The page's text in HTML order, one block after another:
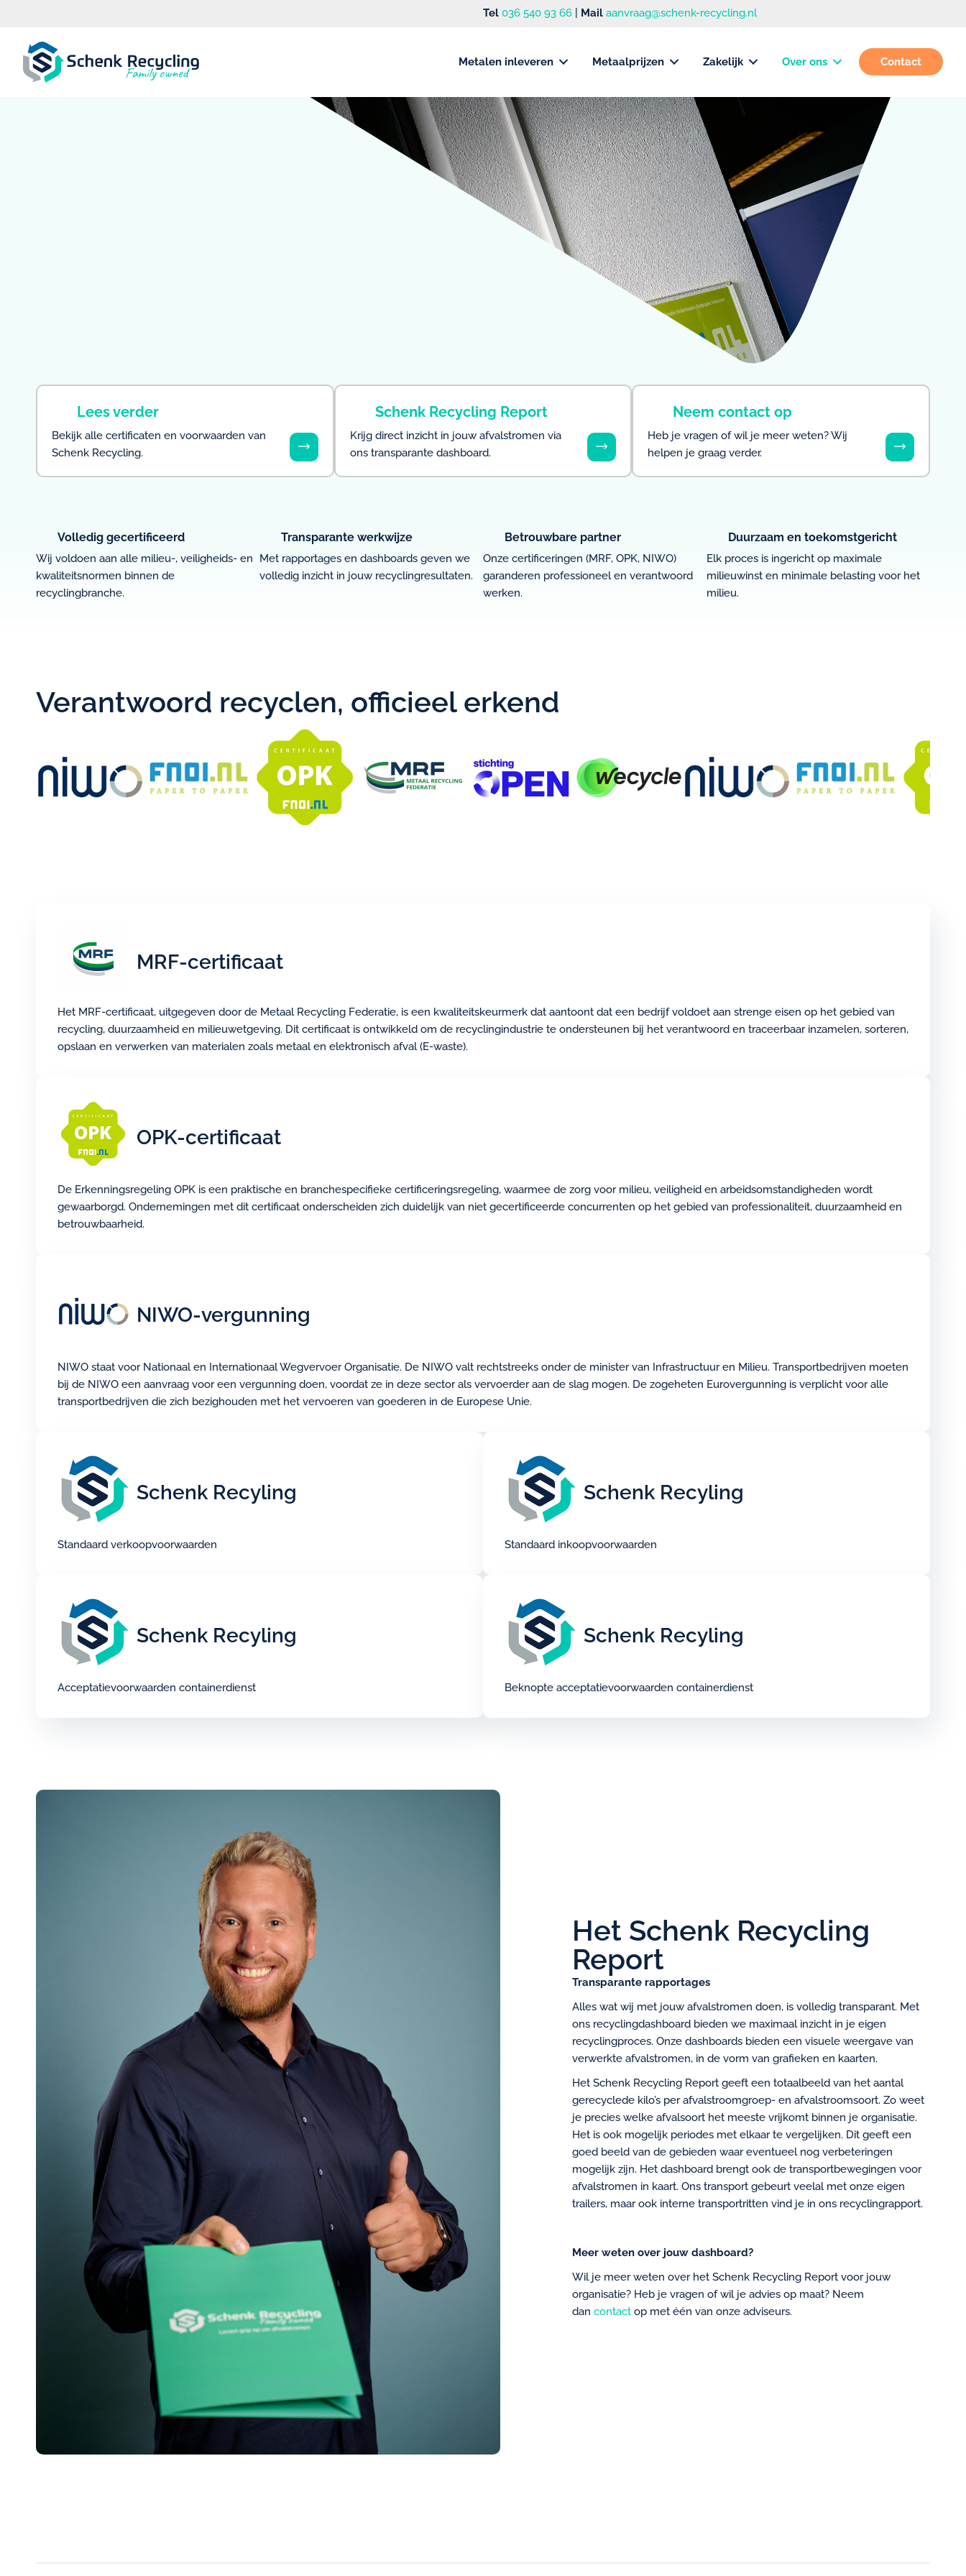
Tel 036 540 93 66 Mail aanvraag@schenk-recycling.nl
Metalen inleveren Metaalprijzen Zakelijk Over ons Contact
Lees verder
Bekijk alle certificaten en voorwaarden van
Schenk Recycling.
Schenk Recycling Report
Krijg direct inzicht in jouw afvalstromen via
ons transparante dashboard.
Neem contact op
Heb je vragen of wil je meer weten? Wij
helpen je graag verder.
Volledig gecertificeerd
Wij voldoen aan alle milieu-, veiligheids- en
kwaliteitsnormen binnen de
recyclingbranche.
Transparante werkwijze
Met rapportages en dashboards geven we
volledig inzicht in jouw recyclingresultaten.
Betrouwbare partner
Onze certificeringen (MRF, OPK, NIWO)
garanderen professioneel en verantwoord
werken.
Duurzaam en toekomstgericht
Elk proces is ingericht op maximale
milieuwinst en minimale belasting voor het
milieu.
Verantwoord recyclen, officieel erkend
MRF-certificaat
Het MRF-certificaat, uitgegeven door de Metaal Recycling Federatie, is een kwaliteitskeurmerk dat aantoont dat een bedrijf voldoet aan strenge eisen op het gebied van
recycling, duurzaamheid en milieuwetgeving. Dit certificaat is ontwikkeld om de recyclingindustrie te ondersteunen bij het verantwoord en traceerbaar inzamelen, sorteren,
opslaan en verwerken van materialen zoals metaal en elektronisch afval (E-waste).
OPK-certificaat
De Erkenningsregeling OPK is een praktische en branchespecifieke certificeringsregeling, waarmee de zorg voor milieu, veiligheid en arbeidsomstandigheden wordt
gewaarborgd. Ondernemingen met dit certificaat onderscheiden zich duidelijk van niet gecertificeerde concurrenten op het gebied van professionaliteit, duurzaamheid en
betrouwbaarheid.
NIWO-vergunning
NIWO staat voor Nationaal en Internationaal Wegvervoer Organisatie. De NIWO valt rechtstreeks onder de minister van Infrastructuur en Milieu. Transportbedrijven moeten
bij de NIWO een aanvraag voor een vergunning doen, voordat ze in deze sector als vervoerder aan de slag mogen. De zogeheten Eurovergunning is verplicht voor alle
transportbedrijven die zich bezighouden met het vervoeren van goederen in de Europese Unie.
Schenk Recyling
Standaard verkoopvoorwaarden
Schenk Recyling
Standaard inkoopvoorwaarden
Schenk Recyling
Acceptatievoorwaarden containerdienst
Schenk Recyling
Beknopte acceptatievoorwaarden containerdienst
Het Schenk Recycling
Report
Transparante rapportages
Alles wat wij met jouw afvalstromen doen, is volledig transparant. Met
ons recyclingdashboard bieden we maximaal inzicht in je eigen
recyclingproces. Onze dashboards bieden een visuele weergave van
verwerkte afvalstromen, in de vorm van grafieken en kaarten.
Het Schenk Recycling Report geeft een totaalbeeld van het aantal
gerecyclede kilo’s per afvalstroomgroep- en afvalstroomsoort. Zo weet
je precies welke afvalsoort het meeste vrijkomt binnen je organisatie.
Het is ook mogelijk periodes met elkaar te vergelijken. Dit geeft een
goed beeld van de gebieden waar eventueel nog verbeteringen
mogelijk zijn. Het dashboard brengt ook de transportbewegingen voor
afvalstromen in kaart. Ons transport gebeurt veelal met onze eigen
trailers, maar ook interne transportritten vind je in ons recyclingrapport.
Meer weten over jouw dashboard?
Wil je meer weten over het Schenk Recycling Report voor jouw
organisatie? Heb je vragen of wil je advies op maat? Neem
dancontactop met één van onze adviseurs.